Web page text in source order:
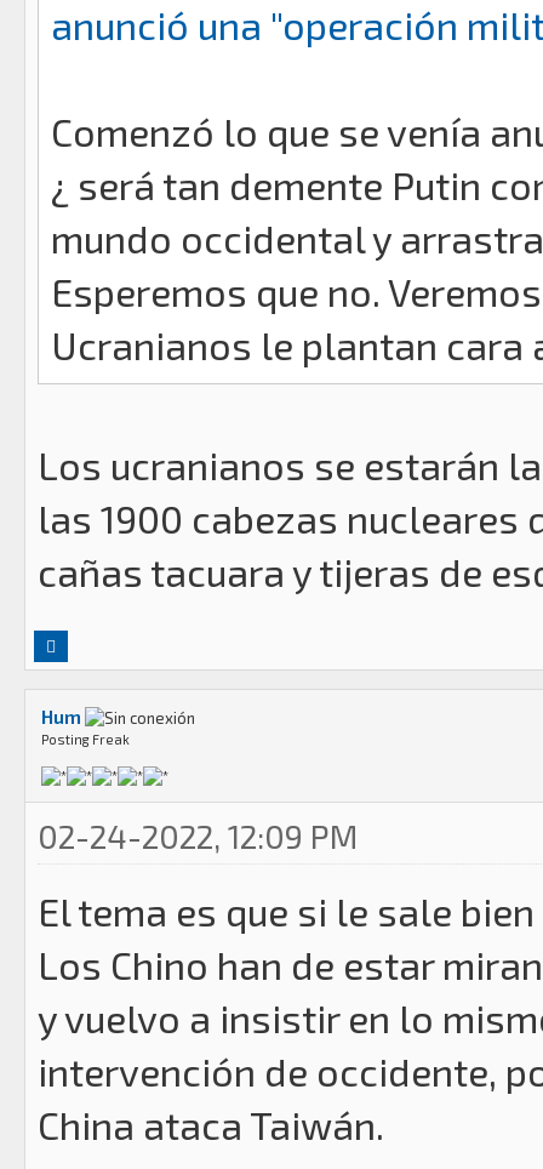
anunció una "operación
Comenzó lo que se venía
¿ será tan demente Putin
mundo occidental y
Esperemos que no.
Ucranianos le plantan cara
Los ucranianos se estarán
las 1900 cabezas nucleares
cañas tacuara y tijeras de
Hum
Posting Freak
02-24-2022, 12:09 PM
El tema es que si le sale
Los Chino han de estar
y vuelvo a insistir en lo
intervención de occidente,
China ataca Taiwán.